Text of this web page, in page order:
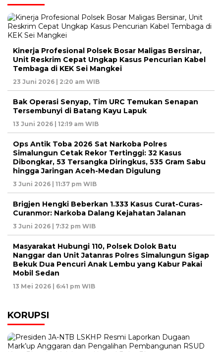
Kinerja Profesional Polsek Bosar Maligas Bersinar,
Unit Reskrim Cepat Ungkap Kasus Pencurian Kabel
Tembaga di KEK Sei Mangkei
23 Juni 2026 | 2:20 am WIB
Bak Operasi Senyap, Tim URC Temukan Senapan
Tersembunyi di Batang Kayu Lapuk
13 Juni 2026 | 12:19 am WIB
Ops Antik Toba 2026 Sat Narkoba Polres
Simalungun Cetak Rekor Tertinggi: 32 Kasus
Dibongkar, 53 Tersangka Diringkus, 535 Gram Sabu
hingga Jaringan Aceh-Medan Digulung
3 Juni 2026 | 11:37 pm WIB
Brigjen Hengki Beberkan 1.333 Kasus Curat-Curas-
Curanmor: Narkoba Dalang Kejahatan Jalanan
3 Juni 2026 | 7:32 pm WIB
Masyarakat Hubungi 110, Polsek Dolok Batu
Nanggar dan Unit Jatanras Polres Simalungun Sigap
Bekuk Dua Pencuri Anak Lembu yang Kabur Pakai
Mobil Sedan
13 Mei 2026 | 6:41 pm WIB
KORUPSI